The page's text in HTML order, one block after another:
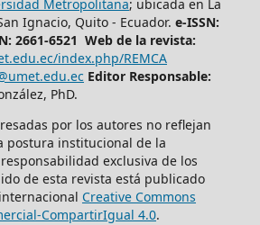
Metropolitana; ubicada en La
Ignacio, Quito - Ecuador. e-ISSN:
2661-6521 Web de la revista:
index.php/REMCA
Editor Responsable:
PhD.
por los autores no reflejan
postura institucional de la
exclusiva de los
de esta revista está publicado
Creative Commons
CompartirIgual 4.0.